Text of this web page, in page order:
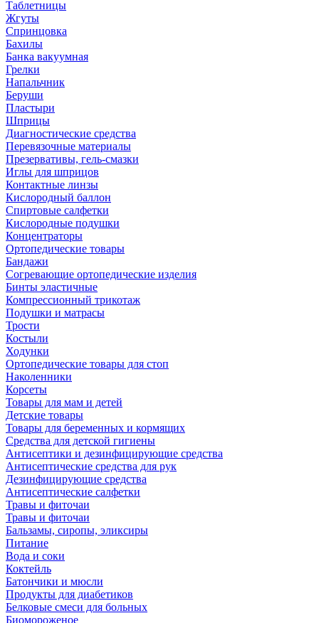
Таблетницы
Жгуты
Спринцовка
Бахилы
Банка вакуумная
Грелки
Напальчник
Беруши
Пластыри
Шприцы
Диагностические средства
Перевязочные материалы
Презервативы, гель-смазки
Иглы для шприцов
Контактные линзы
Кислородный баллон
Спиртовые салфетки
Кислородные подушки
Концентраторы
Ортопедические товары
Бандажи
Согревающие ортопедические изделия
Бинты эластичные
Компрессионный трикотаж
Подушки и матрасы
Трости
Костыли
Ходунки
Ортопедические товары для стоп
Наколенники
Корсеты
Товары для мам и детей
Детские товары
Товары для беременных и кормящих
Средства для детской гигиены
Антисептики и дезинфицирующие средства
Антисептические средства для рук
Дезинфицирующие средства
Антисептические салфетки
Травы и фиточаи
Травы и фиточаи
Бальзамы, сиропы, эликсиры
Питание
Вода и соки
Коктейль
Батончики и мюсли
Продукты для диабетиков
Белковые смеси для больных
Биомороженое